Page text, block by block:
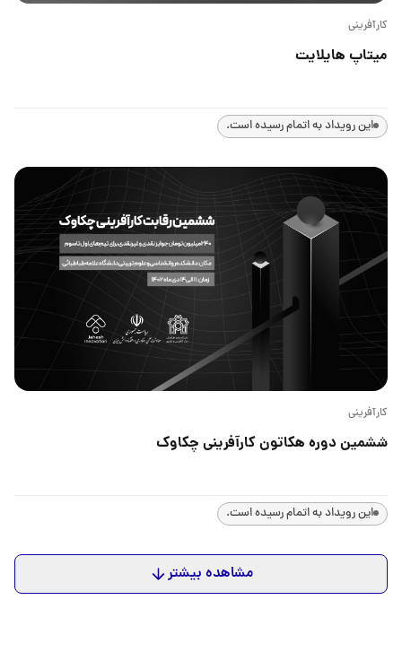
کارآفرینی
میتاپ هایلایت
این رویداد به اتمام رسیده است.
کارآفرینی
ششمین دوره هکاتون کارآفرینی چکاوک
این رویداد به اتمام رسیده است.
مشاهده بیشتر